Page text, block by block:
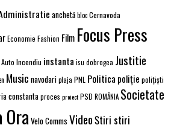
anchetăblocCernavoda
Economie Fashion Film Focus Press
Incendiu instanta isu dobrogea Justitie
Music navodariplaja PNL Politica poliție polițiști
constantaproces proiectPSD ROMÂNIA Societate
Velo Comms VideoȘtiri stiri